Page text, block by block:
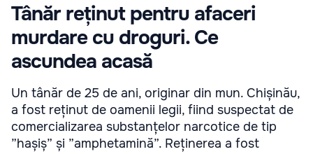
Tânăr reținut pentru afaceri
murdare cu droguri. Ce
ascundea acasă
Un tânăr de 25 de ani, originar din mun. Chișinău,
a fost reținut de oamenii legii, fiind suspectat de
comercializarea substanțelor narcotice de tip
”hașiș” și ”amphetamină”. Reținerea a fost